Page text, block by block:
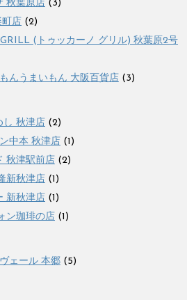
秋葉原店 (3)
店 (2)
(トゥッカーノ グリル) 秋葉原2号
んうまいもん 大阪百貨店 (3)
し 秋津店 (2)
中本 秋津店 (1)
秋津駅前店 (2)
新秋津店 (1)
新秋津店 (1)
ン珈琲の店 (1)
ェール 本郷 (5)